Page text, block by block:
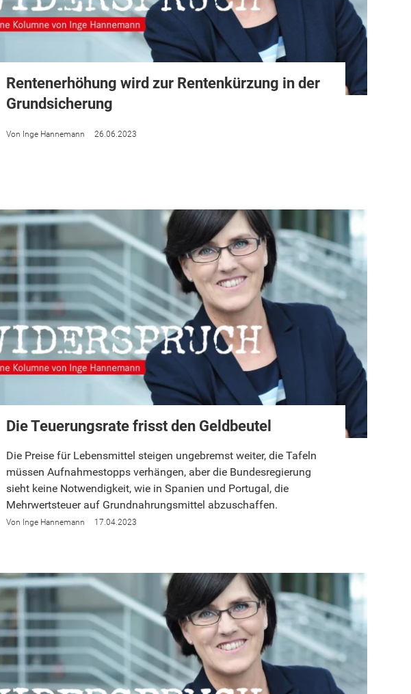
Rentenerhöhung wird zur Rentenkürzung in der
Grundsicherung
Inge Hannemann 26.06.2023
Die Teuerungsrate frisst den Geldbeutel
Die Preise für Lebensmittel steigen ungebremst weiter, die Tafeln
müssen Aufnahmestopps verhängen, aber die Bundesregierung
sieht keine Notwendigkeit, wie in Spanien und Portugal, die
Mehrwertsteuer auf Grundnahrungsmittel abzuschaffen.
Inge Hannemann 17.04.2023